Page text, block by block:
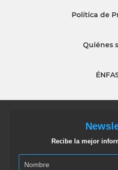
Política de
Quiénes
Recibe la mejor